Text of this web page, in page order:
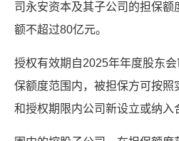
司永安资本及其子公司的担保
额不超过80亿元。
授权有效期自2025年年度股东
保额度范围内，被担保方可按
和授权期限内公司新设立或纳入